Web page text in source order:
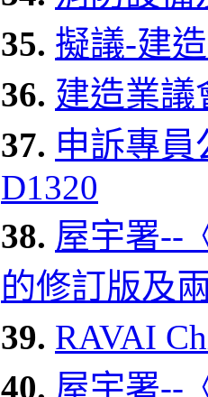
35. 擬議-建
36. 建造業議
37. 申訴專
D1320
38. 屋宇署--
的修訂版及
39. RAVAI
40. 屋宇署--